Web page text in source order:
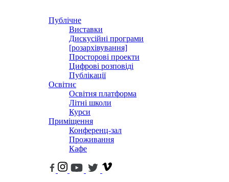
Публічне
Виставки
Дискусійні програми
[розархівування]
Просторові проекти
Цифрові розповіді
Публікації
Освітнє
Освітня платформа
Літні школи
Курси
Приміщення
Конференц-зал
Проживання
Кафе